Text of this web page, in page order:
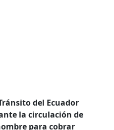
del Ecuador
la circulación de
para cobrar